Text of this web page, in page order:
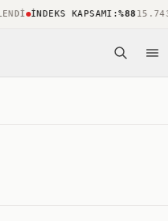
İNDEKS KAPSAMI:%8815.743